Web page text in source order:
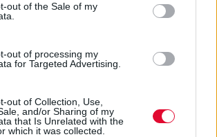
out of the Sale of my
out of processing my
for Targeted Advertising.
out of Collection, Use,
and/or Sharing of my
that Is Unrelated with the
which it was collected.